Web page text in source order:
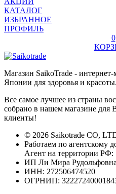
КАТАЛОГ
ИЗБРАННОЕ
ПРОФИЛЬ
0
Магазин SaikoTrade - интернет-
Японии для здоровья и красоты.
Все самое лучшее из страны
собрано в нашем магазине для
клиенты!
© 2026 Saikotrade CO,
Работаем по агентскому
Агент на территории РФ:
ИП Ли Мира Рудольфовна
ИНН: 272506474520
ОГРНИП: